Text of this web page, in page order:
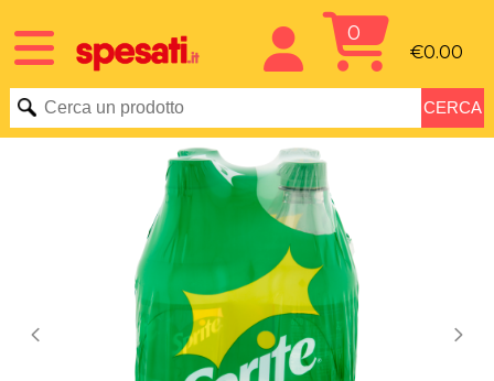
0
€0.00